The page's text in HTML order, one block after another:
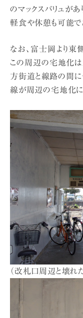
のマックスバリュがあ
軽食や休憩も可能で
なお、富士岡より東
この周辺の宅地化
方街道と線路の間
線が周辺の宅地化に
（改札口周辺と壊れ